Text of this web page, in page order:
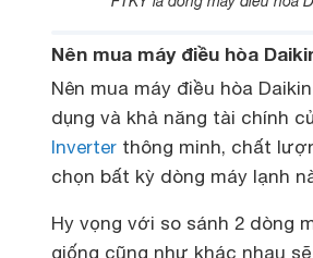
Nên mua máy điều hòa
Nên mua máy điều hòa
dụng và khả năng tài chính
Inverter thông minh, chất
chọn bất kỳ dòng máy lạnh
Hy vọng với so sánh 2 dòng
giống cũng như khác nhau